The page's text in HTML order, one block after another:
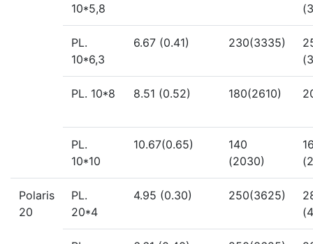
10*5,8
PL.
10*6,3
6.67 (0.41) 230(3335)
PL. 10*8 8.51 (0.52) 180(2610)
PL.
10*10
10.67(0.65)
140
(2030)
Polaris
20
PL.
20*4
4.95 (0.30) 250(3625)